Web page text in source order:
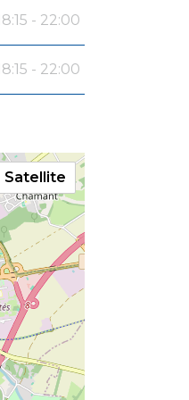
- 22:00
- 22:00
Satellite